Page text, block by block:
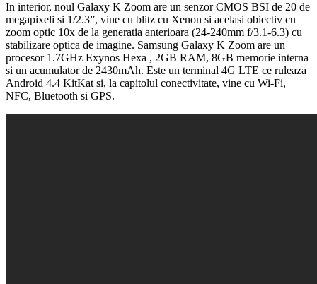
In interior, noul Galaxy K Zoom are un senzor CMOS BSI de 20 de
megapixeli si 1/2.3”, vine cu blitz cu Xenon si acelasi obiectiv cu
zoom optic 10x de la generatia anterioara (24-240mm f/3.1-6.3) cu
stabilizare optica de imagine. Samsung Galaxy K Zoom are un
procesor 1.7GHz Exynos Hexa , 2GB RAM, 8GB memorie interna
si un acumulator de 2430mAh. Este un terminal 4G LTE ce ruleaza
Android 4.4 KitKat si, la capitolul conectivitate, vine cu Wi-Fi,
NFC, Bluetooth si GPS.